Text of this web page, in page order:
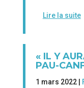
Lire la suite
« IL Y
PAU-
1 mars 2022 |